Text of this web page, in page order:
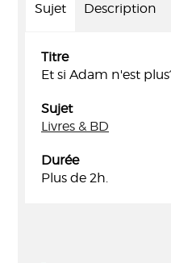
Sujet Description
Titre
Et si Adam n'est
Sujet
Livres & BD
Durée
Plus de 2h.